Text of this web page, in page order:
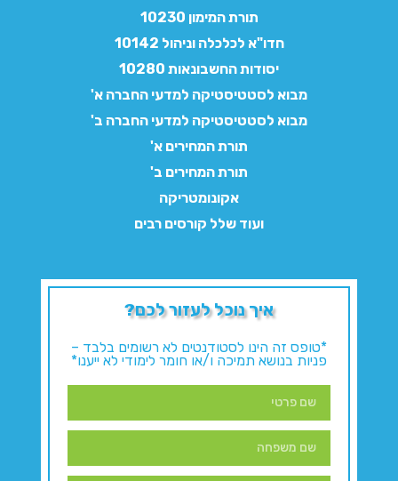
תורת המימון 10230
חדו"א לכלכלה וניהול 10142
יסודות החשבונאות 10280
מבוא לסטטיסטיקה למדעי החברה א'
מבוא לסטטיסטיקה למדעי החברה ב'
תורת המחירים א'
תורת המחירים ב'
אקונומטריקה
ועוד שלל קורסים רבים
איך נוכל לעזור לכם?
*טופס זה הינו לסטודנטים לא רשומים בלבד –
פניות בנושא תמיכה ו/או חומר לימודי לא ייענו*